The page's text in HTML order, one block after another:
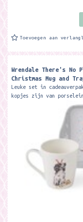
Toevoegen aan
Wrendale There's No
Christmas Mug and
Leuke set in
kopjes zijn van